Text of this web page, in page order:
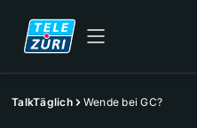
TalkTäglich Wende bei GC?